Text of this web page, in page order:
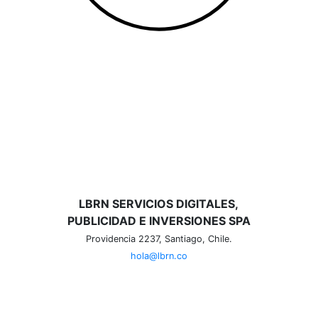
LBRN SERVICIOS DIGITALES,
PUBLICIDAD E INVERSIONES SPA
Providencia 2237, Santiago, Chile.
hola@lbrn.co